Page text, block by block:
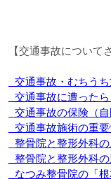
【交通事故について
交通事故・むちう
交通事故に遭った
交通事故の保険（
交通事故施術の重
整骨院と整形外科
整骨院と整形外科
なつみ整骨院の「